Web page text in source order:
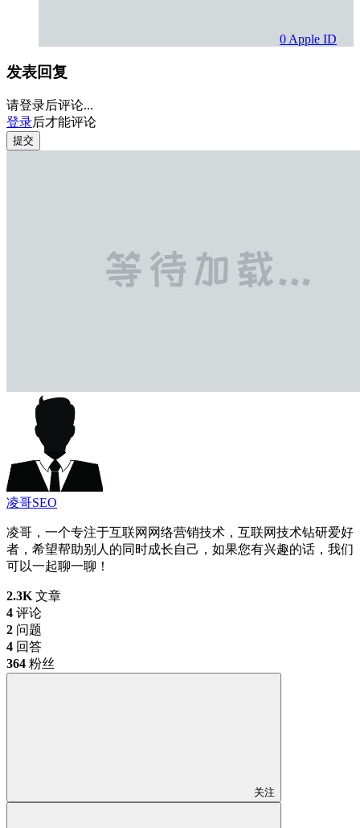
0 Apple ID
发表回复
请登录后评论...
登录后才能评论
提交
凌哥SEO
凌哥，一个专注于互联网网络营销技术，互联网技术钻研爱好
者，希望帮助别人的同时成长自己，如果您有兴趣的话，我们
可以一起聊一聊！
2.3K 文章
4 评论
2 问题
4 回答
364 粉丝
关注